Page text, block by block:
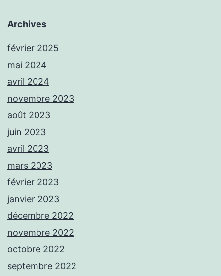
Archives
février 2025
mai 2024
avril 2024
novembre 2023
août 2023
juin 2023
avril 2023
mars 2023
février 2023
janvier 2023
décembre 2022
novembre 2022
octobre 2022
septembre 2022